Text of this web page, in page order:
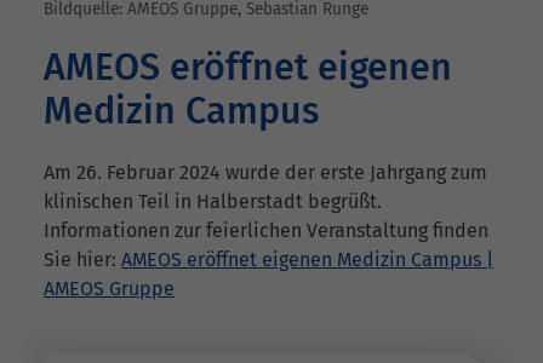
Bildquelle: AMEOS Gruppe, Sebastian Runge
AMEOS eröffnet eigenen
Medizin Campus
Am 26. Februar 2024 wurde der erste Jahrgang zum
klinischen Teil in Halberstadt begrüßt.
Informationen zur feierlichen Veranstaltung finden
Sie hier: AMEOS eröffnet eigenen Medizin Campus |
AMEOS Gruppe